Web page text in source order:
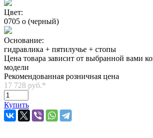
Цвет:
0705 o (черный)
Основание:
гидравлика + пятилучье + стопы
Цена товара зависит от выбранной вами
модели
Рекомендованная розничная цена
17 728 руб.*
Купить